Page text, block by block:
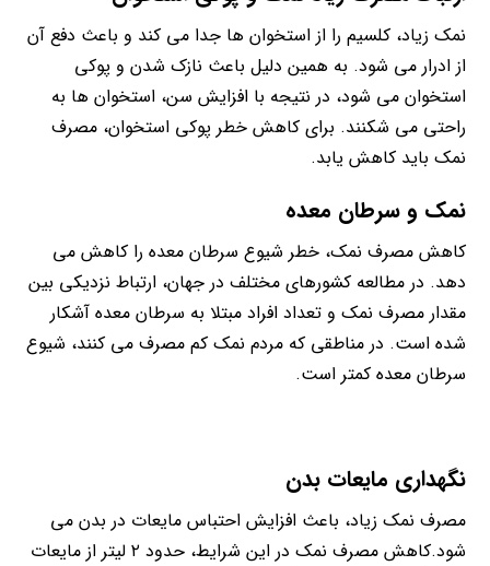
نمک زیاد، کلسیم را از استخوان ها جدا می کند و باعث دفع آن
از ادرار می شود. به همین دلیل باعث نازک شدن و پوکی
استخوان می شود، در نتیجه با افزایش سن، استخوان ها به
راحتی می شکنند. برای کاهش خطر پوکی استخوان، مصرف
نمک باید کاهش یابد.
نمک و سرطان معده
کاهش مصرف نمک، خطر شیوع سرطان معده را کاهش می
دهد. در مطالعه کشورهای مختلف در جهان، ارتباط نزدیکی بین
مقدار مصرف نمک و تعداد افراد مبتلا به سرطان معده آشکار
شده است. در مناطقی که مردم نمک کم مصرف می کنند، شیوع
سرطان معده کمتر است.
نگهداری مایعات بدن
مصرف نمک زیاد، باعث افزایش احتباس مایعات در بدن می
شود.کاهش مصرف نمک در این شرایط، حدود ۲ لیتر از مایعات